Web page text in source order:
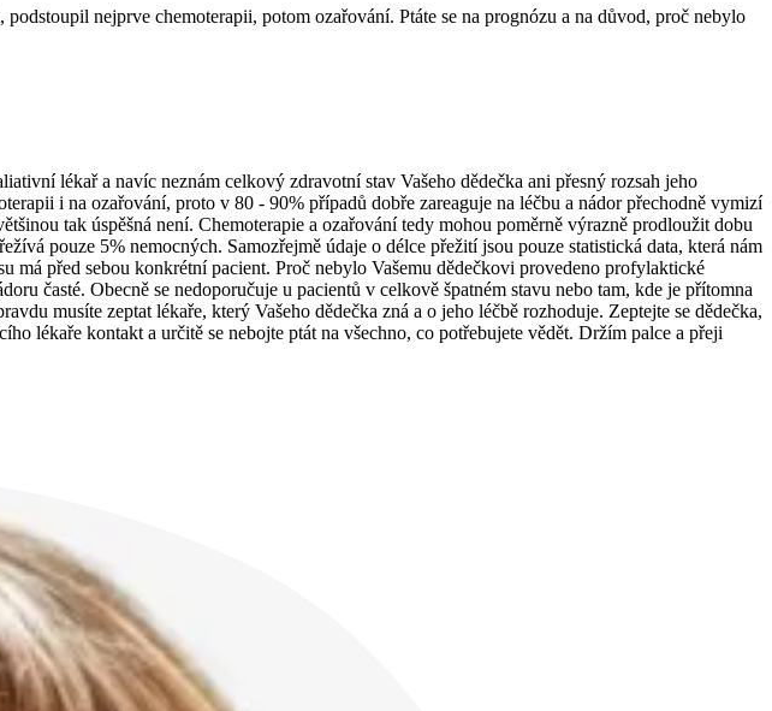
nejprve chemoterapii, potom ozařování. Ptáte se na prognózu a na důvod, proč nebylo
lékař a navíc neznám celkový zdravotní stav Vašeho dědečka ani přesný rozsah jeho
i na ozařování, proto v 80 - 90% případů dobře zareaguje na léčbu a nádor přechodně vymizí
tak úspěšná není. Chemoterapie a ozařování tedy mohou poměrně výrazně prodloužit dobu
pouze 5% nemocných. Samozřejmě údaje o délce přežití jsou pouze statistická data, která nám
má před sebou konkrétní pacient. Proč nebylo Vašemu dědečkovi provedeno profylaktické
časté. Obecně se nedoporučuje u pacientů v celkově špatném stavu nebo tam, kde je přítomna
musíte zeptat lékaře, který Vašeho dědečka zná a o jeho léčbě rozhoduje. Zeptejte se dědečka,
lékaře kontakt a určitě se nebojte ptát na všechno, co potřebujete vědět. Držím palce a přeji